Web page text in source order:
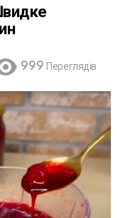
999 Переглядів